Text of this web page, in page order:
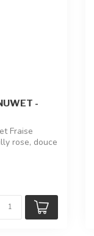
-
Fraise
rose, douce